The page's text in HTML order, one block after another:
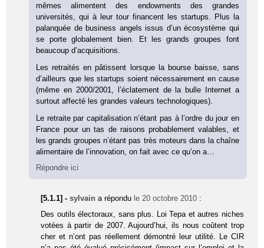
mêmes alimentent des endowments des grandes
universités, qui à leur tour financent les startups. Plus la
palanquée de business angels issus d’un écosystème qui
se porte globalement bien. Et les grands groupes font
beaucoup d’acquisitions.
Les retraités en pâtissent lorsque la bourse baisse, sans
d’ailleurs que les startups soient nécessairement en cause
(même en 2000/2001, l’éclatement de la bulle Internet a
surtout affecté les grandes valeurs technologiques).
Le retraite par capitalisation n’étant pas à l’ordre du jour en
France pour un tas de raisons probablement valables, et
les grands groupes n’étant pas très moteurs dans la chaîne
alimentaire de l’innovation, on fait avec ce qu’on a…
Répondre ici
[5.1.1] -sylvain a répondu le 20 octobre 2010 :
Des outils électoraux, sans plus. Loi Tepa et autres niches
votées à partir de 2007. Aujourd’hui, ils nous coûtent trop
cher et n’ont pas réellement démontré leur utilité. Le CIR